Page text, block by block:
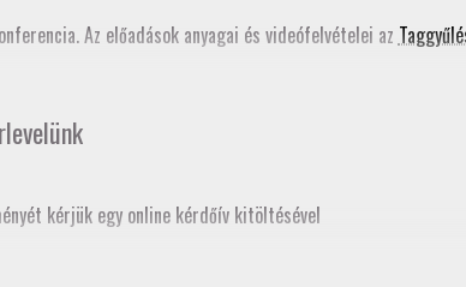
bővítése című szakmai továbbképzés programjában is
Az előadások anyagai és videófelvételei az
kérjük egy online kérdőív kitöltésével